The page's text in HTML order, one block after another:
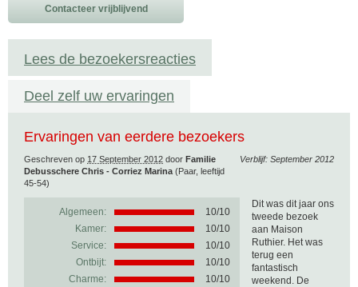
Contacteer vrijblijvend
Lees de bezoekersreacties
Deel zelf uw ervaringen
Ervaringen van eerdere bezoekers
Verblijf: September 2012
Geschreven op 17 September 2012 door Familie
Debusschere Chris - Corriez Marina (Paar, leeftijd
45-54)
Algemeen: 10/10
Kamer:
10/10
Service:
10/10
Ontbijt:
10/10
Charme:
10/10
Dit was dit jaar ons
tweede bezoek
aan Maison
Ruthier. Het was
terug een
fantastisch
weekend. De